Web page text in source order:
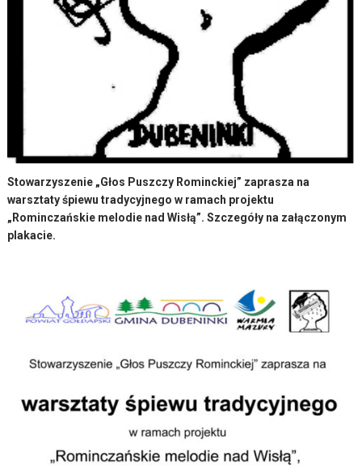
Stowarzyszenie „Głos Puszczy Rominckiej” zaprasza na
warsztaty śpiewu tradycyjnego w ramach projektu
„Rominczańskie melodie nad Wisłą”. Szczegóły na załączonym
plakacie.